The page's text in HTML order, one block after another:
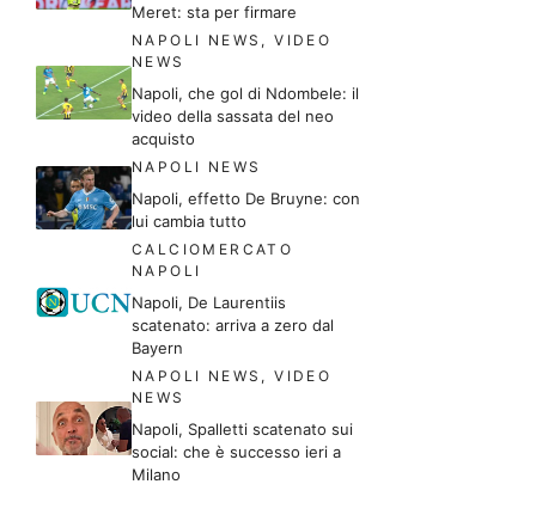
Meret: sta per firmare
NAPOLI NEWS ,VIDEO
NEWS
Napoli, che gol di Ndombele: il
video della sassata del neo
acquisto
NAPOLI NEWS
Napoli, effetto De Bruyne: con
lui cambia tutto
CALCIOMERCATO
NAPOLI
Napoli, De Laurentiis
scatenato: arriva a zero dal
Bayern
NAPOLI NEWS ,VIDEO
NEWS
Napoli, Spalletti scatenato sui
social: che è successo ieri a
Milano